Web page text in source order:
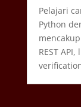
Pelajari
Python
REST